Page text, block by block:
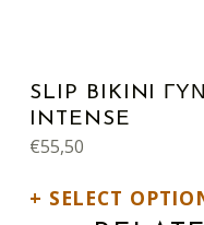
SLIP BIKINI
INTENSE
€55,50
SELECT